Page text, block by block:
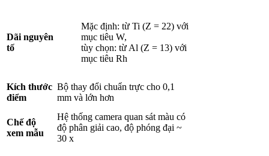
Dãi nguyên
tố
Mặc định: từ Ti (Z = 22) với
mục tiêu W,
tùy chọn: từ Al (Z = 13) với
mục tiêu Rh
Kích thước
điểm
Bộ thay đổi chuẩn trực cho 0,1
mm và lớn hơn
Chế độ
xem mẫu
Hệ thống camera quan sát màu có
độ phân giải cao, độ phóng đại ~
30 x